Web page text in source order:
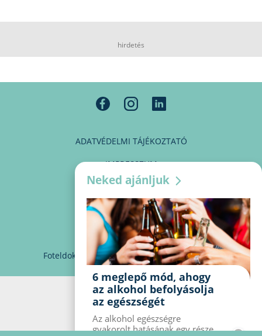
hirdetés
ADATVÉDELMI TÁJÉKOZTATÓ
IMPRESSZUM
MÉDIAAJÁNLAT
PARTNEREINK
KAPCSOLAT
Foteldoki info@foteldoki.hu Süti beállítások
Neked ajánljuk
6 meglepő mód, ahogy
az alkohol befolyásolja
az egészségét
Az alkohol egészségre
gyakorolt ​​hatásának egy része